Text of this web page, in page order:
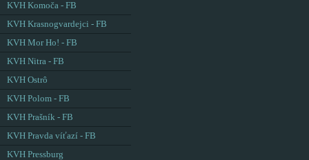
KVH Komoča - FB
KVH Krasnogvardejci - FB
KVH Mor Ho! - FB
KVH Nitra - FB
KVH Ostrô
KVH Polom - FB
KVH Prašník - FB
KVH Pravda víťazí - FB
KVH Pressburg